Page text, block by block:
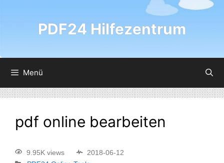
PDF24 Hilfezentrum
Menü
pdf online bearbeiten
9.95K views
2018-06-12